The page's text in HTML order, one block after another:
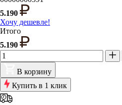
5.190
Хочу дешевле!
Итого
5.190
В корзину
Купить в 1 клик